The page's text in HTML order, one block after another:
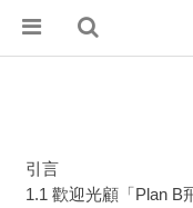
引言
1.1 歡迎光顧 「Plan B